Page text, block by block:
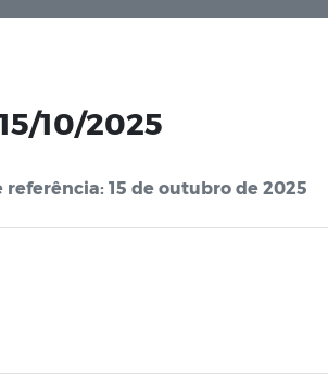
10/2025
referência: 15 de outubro de 2025